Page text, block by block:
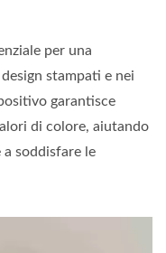
per una
stampati e nei
garantisce
di colore, aiutando
soddisfare le